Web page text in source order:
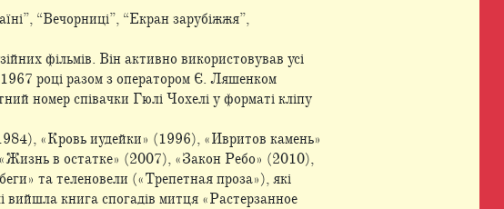
“Вечорниці”, “Екран зарубіжжя”,
фільмів. Він активно використовував усі
1967 році разом з оператором Є. Ляшенком
номер співачки Гюлі Чохелі у форматі кліпу
«Кровь иудейки» (1996), «Ивритов камень»
в остатке» (2007), «Закон Ребо» (2010),
та теленовели («Трепетная проза»), які
вийшла книга спогадів митця «Растерзанное